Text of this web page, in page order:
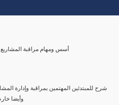
Foundations of Projects Control | أسس ومهام مراقبة المشاريع
شرح للمبتدئين المهتمين بمراقبة وإدارة
وأيضا